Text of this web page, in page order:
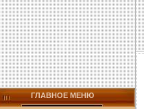
ГЛАВНОЕ МЕНЮ